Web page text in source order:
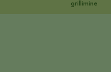
grillimine